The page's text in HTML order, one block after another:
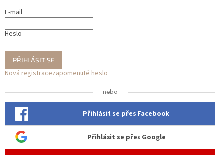
E-mail
Heslo
PŘIHLÁSIT SE
Nová registraceZapomenuté heslo
nebo
Přihlásit se přes Facebook
Přihlásit se přes Google